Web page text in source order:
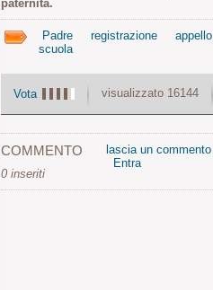
paternità.
Padre registrazione appello
scuola
Vota visualizzato 16144
COMMENTO
0 inseriti
lascia un commento
Entra